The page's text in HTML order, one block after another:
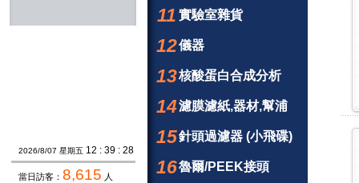
2026/8/07 星期五 12 : 39 : 29
當日訪客： 8,615 人
11 實驗室雜貨
12儀器
13核酸蛋白合成分析
14濾膜濾紙,器材,幫浦
15針頭過濾器 (小飛碟)
16魯爾/PEEK接頭